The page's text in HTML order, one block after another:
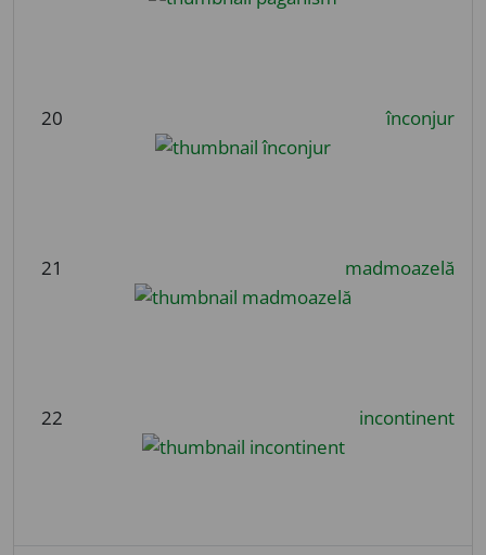
20 înconjur
21 madmoazelă
22 incontinent